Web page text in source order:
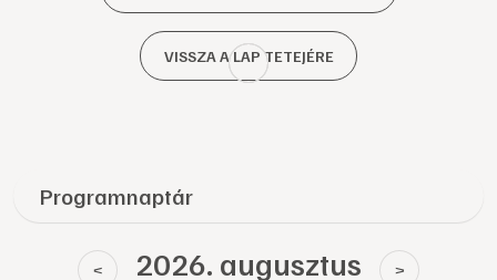
VISSZA A LAP TETEJÉRE
Programnaptár
< 2026. augusztus >